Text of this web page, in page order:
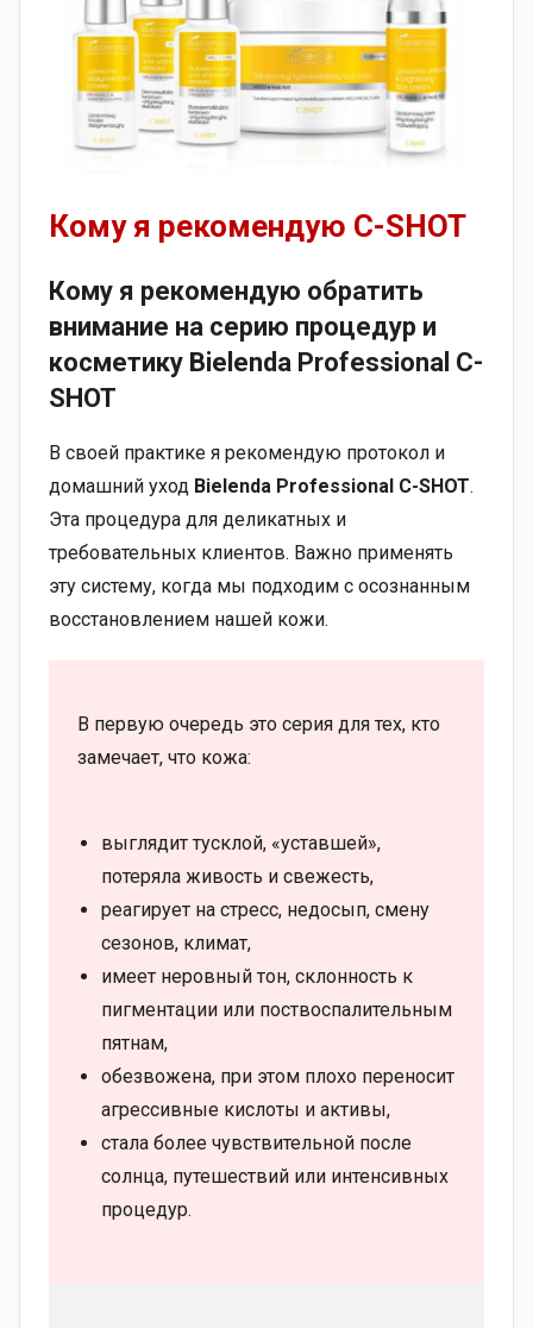
Кому я рекомендую C-SHOT
Кому я рекомендую обратить
внимание на серию процедур и
косметику Bielenda Professional C-
SHOT
В своей практике я рекомендую протокол и
домашний уход Bielenda Professional C-SHOT.
Эта процедура для деликатных и
требовательных клиентов. Важно применять
эту систему, когда мы подходим с осознанным
восстановлением нашей кожи.
В первую очередь это серия для тех, кто
замечает, что кожа:
выглядит тусклой, «уставшей»,
потеряла живость и свежесть,
реагирует на стресс, недосып, смену
сезонов, климат,
имеет неровный тон, склонность к
пигментации или поствоспалительным
пятнам,
обезвожена, при этом плохо переносит
агрессивные кислоты и активы,
стала более чувствительной после
солнца, путешествий или интенсивных
процедур.